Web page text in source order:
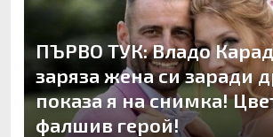
ПЪРВО ТУК: Владо
заряза жена си заради
показа я на снимка!
фалшив герой!